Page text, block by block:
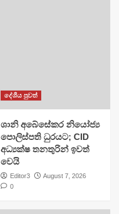
දේශීය පුවත්
ශානි අබේසේකර නියෝජ්‍ය
පොලිස්පති ධුරයට; CID
අධ්‍යක්ෂ තනතුරින් ඉවත්
වෙයි
Editor3
August 7, 2026
0